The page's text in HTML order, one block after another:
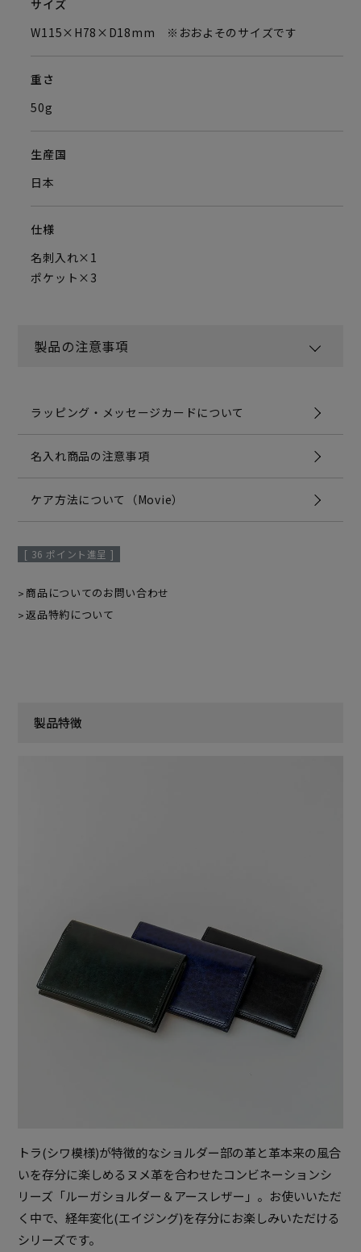
サイズ
W115×H78×D18mm ※おおよそのサイズです
重さ
50g
生産国
日本
仕様
名刺入れ×1
ポケット×3
製品の注意事項
ラッピング・メッセージカードについて
名入れ商品の注意事項
ケア方法について（Movie）
[ 36 ポイント進呈 ]
商品についてのお問い合わせ
返品特約について
製品特徴
トラ(シワ模様)が特徴的なショルダー部の革と革本来の風合
いを存分に楽しめるヌメ革を合わせたコンビネーションシ
リーズ「ルーガショルダー＆アースレザー」。お使いいただ
く中で、経年変化(エイジング)を存分にお楽しみいただける
シリーズです。